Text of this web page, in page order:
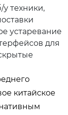
техники,
устаревание
для
китайское